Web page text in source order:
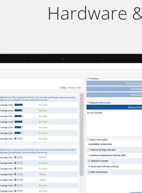
Hardware